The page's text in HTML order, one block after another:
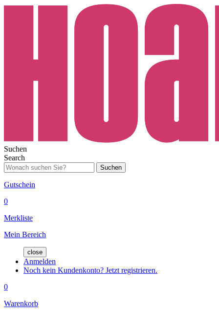
Suchen
Search
Suchen
Gutschein
0
Merkliste
Mein Bereich
close
Anmelden
Noch kein Kundenkonto? Jetzt registrieren.
0
Warenkorb